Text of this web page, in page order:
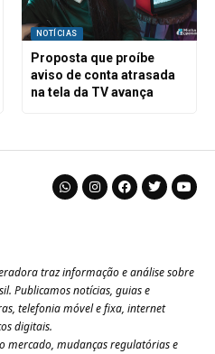
NOTÍCIAS
Proposta que proíbe
aviso de conta atrasada
na tela da TV avança
traz informação e análise sobre
Publicamos notícias, guias e
telefonia móvel e fixa, internet
digitais.
mercado, mudanças regulatórias e